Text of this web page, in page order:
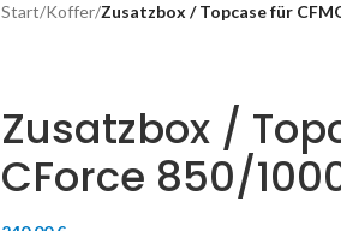
Start/Koffer/Zusatzbox / Topcase für
Zusatzbox /
CForce 850/